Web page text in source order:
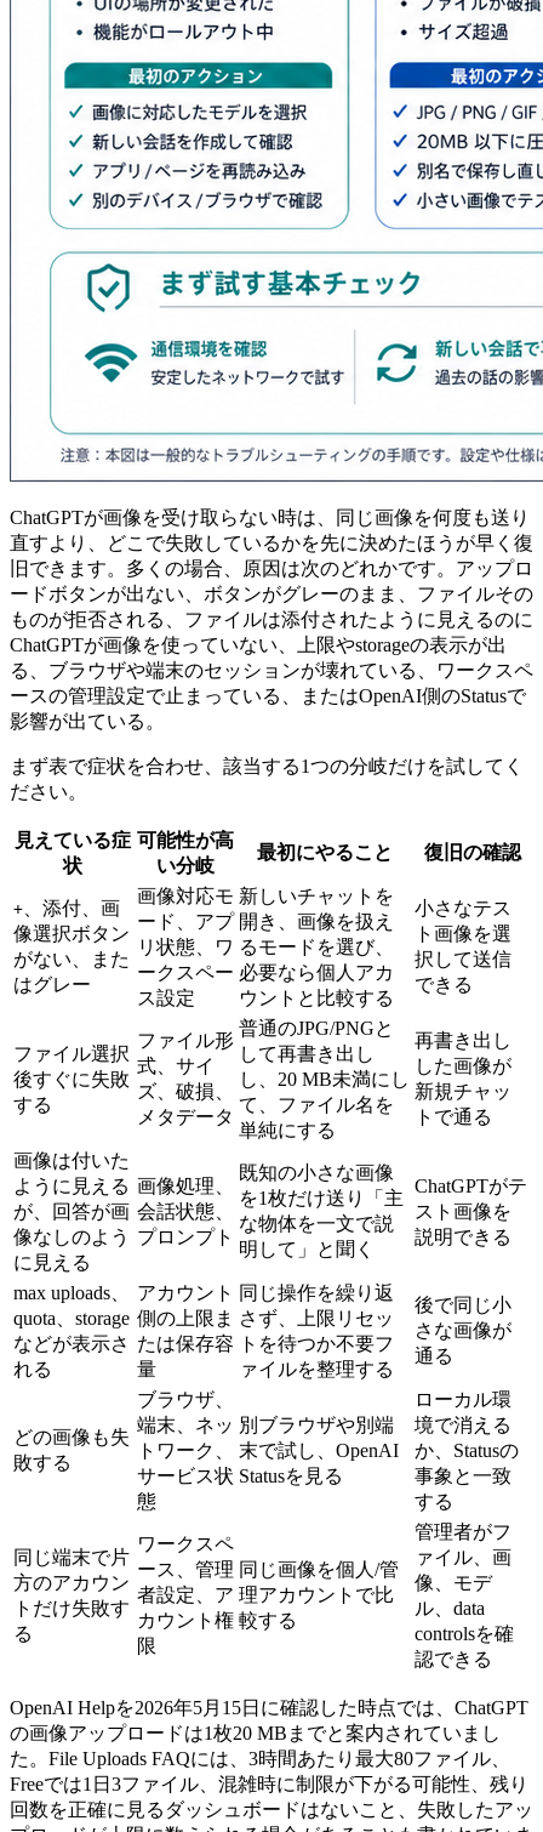
ChatGPTが画像を受け取らない時は、同じ画像を何度も送り
直すより、どこで失敗しているかを先に決めたほうが早く復
旧できます。多くの場合、原因は次のどれかです。アップロ
ードボタンが出ない、ボタンがグレーのまま、ファイルその
ものが拒否される、ファイルは添付されたように見えるのに
ChatGPTが画像を使っていない、上限やstorageの表示が出
る、ブラウザや端末のセッションが壊れている、ワークスペ
ースの管理設定で止まっている、またはOpenAI側のStatusで
影響が出ている。
まず表で症状を合わせ、該当する1つの分岐だけを試してく
ださい。
見えている症
状
可能性が高
い分岐
最初にやること 復旧の確認
+ 、添付、画
像選択ボタン
がない、また
はグレー
画像対応モ
ード、アプ
リ状態、ワ
ークスペー
ス設定
新しいチャットを
開き、画像を扱え
るモードを選び、
必要なら個人アカ
ウントと比較する
小さなテス
ト画像を選
択して送信
できる
ファイル選択
後すぐに失敗
する
ファイル形
式、サイ
ズ、破損、
メタデータ
普通のJPG/PNGと
して再書き出し
し、20 MB未満にし
て、ファイル名を
単純にする
再書き出し
した画像が
新規チャッ
トで通る
画像は付いた
ように見える
が、回答が画
像なしのよう
に見える
画像処理、
会話状態、
プロンプト
既知の小さな画像
を1枚だけ送り「主
な物体を一文で説
明して」と聞く
ChatGPTがテ
スト画像を
説明できる
max uploads、
quota、storage
などが表示さ
れる
アカウント
側の上限ま
たは保存容
量
同じ操作を繰り返
さず、上限リセッ
トを待つか不要フ
ァイルを整理する
後で同じ小
さな画像が
通る
どの画像も失
敗する
ブラウザ、
端末、ネッ
トワーク、
サービス状
態
別ブラウザや別端
末で試し、OpenAI
Statusを見る
ローカル環
境で消える
か、Statusの
事象と一致
する
同じ端末で片
方のアカウン
トだけ失敗す
る
ワークスペ
ース、管理
者設定、ア
カウント権
限
同じ画像を個人/管
理アカウントで比
較する
管理者がフ
ァイル、画
像、モデ
ル、data
controlsを確
認できる
OpenAI Helpを2026年5月15日に確認した時点では、ChatGPT
の画像アップロードは1枚20 MBまでと案内されていまし
た。File Uploads FAQには、3時間あたり最大80ファイル、
Freeでは1日3ファイル、混雑時に制限が下がる可能性、残り
回数を正確に見るダッシュボードはないこと、失敗したアッ